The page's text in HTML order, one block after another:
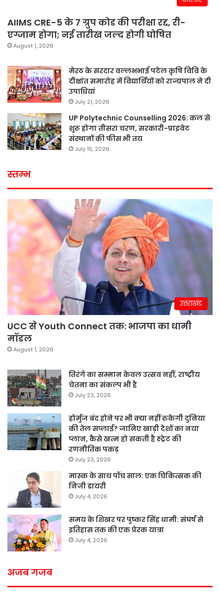
AIIMS CRE-5 के 7 ग्रुप कोड की परीक्षा रद्द, री-
एग्जाम होगा; नई तारीख जल्द होगी घोषित
August 1, 2026
मेरठ के सरदार वल्लभभाई पटेल कृषि विवि के
दीक्षांत समारोह में विद्यार्थियों को राज्यपाल ने दी
उपाधियां
July 21, 2026
UP Polytechnic Counselling 2026: कल से
शुरू होगा तीसरा चरण, सरकारी-प्राइवेट
संस्थानों की फीस भी तय
July 15, 2026
स्तम्भ
उत्तराखंड
UCC से Youth Connect तक: भाजपा का धामी
मॉडल
August 1, 2026
तिरंगे का सम्मान केवल उत्सव नहीं, राष्ट्रीय
चेतना का संकल्प भी है
July 23, 2026
होर्मुज बंद होने पर भी क्या नहीं रुकेगी दुनिया
की तेल सप्लाई? जानिए खाड़ी देशों का नया
प्लान, कैसे खत्म हो सकती है स्ट्रेट की
रणनीतिक पकड़
July 23, 2026
मास्क के साथ पॉच साल: एक चिकित्सक की
निजी डायरी
July 4, 2026
समय के शिखर पर पुष्कर सिंह धामी: संघर्ष से
इतिहास तक की एक प्रेरक यात्रा
July 4, 2026
अजब गजब